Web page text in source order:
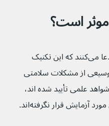
موثر است؟
حامیان تکنیک الکساندر اغلب ادعا می‌کنند که این تکنیک
وسیعی از مشکلات سلامتی
علمی تأیید شده اند،
آزمایش قرار نگرفته‌اند.